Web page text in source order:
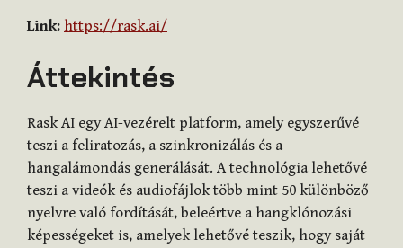
Link: https://rask.ai/
Áttekintés
Rask AI egy AI-vezérelt platform, amely egyszerűvé
teszi a feliratozás, a szinkronizálás és a
hangalámondás generálását. A technológia lehetővé
teszi a videók és audiofájlok több mint 50 különböző
nyelvre való fordítását, beleértve a hangklónozási
képességeket is, amelyek lehetővé teszik, hogy saját